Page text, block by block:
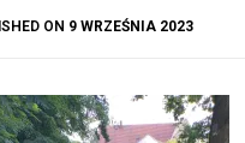
ON 9 WRZEŚNIA 2023